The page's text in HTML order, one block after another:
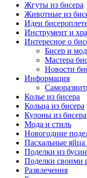
Жгуты из бисера
Животные из
Идеи
Инструмент и
Интересное о
Бисер и
Мастера
Новости
Информация
Колье из бисера
Кольца из бисера
Кулоны из бисера
Мода и стиль
Новогодние
Пасхальные яйца
Поделки из бусин
Поделки своими
Развлечения